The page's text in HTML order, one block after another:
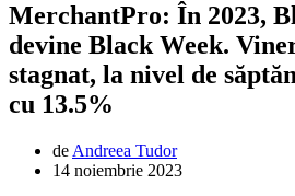
MerchantPro: În 2023,
devine Black Week.
stagnat, la nivel de
cu 13.5%
de Andreea Tudor
14 noiembrie 2023